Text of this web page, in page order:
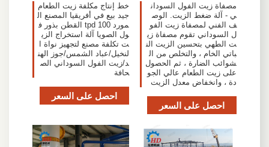
مصفاة زيت الفول السودان
ي - آلة ضغط الزيت. الوص
ف الفني لمصفاة زيت الفو
ل السوداني تقوم مصفاة زي
ت الطهي بتحسين الزيت الن
باتي الخام ، والتخلص من ال
شوائب الضارة ، ثم الحصول
على زيت الطعام عالي الجو
دة ، وانخفاض معدل الزيت
احصل على السعر
خط إنتاج مكلفة زيت الطعام
جيد بيع في أفريقيا المصنع ال
مورد 100 tpd القطن بذور ف
ول الصويا آلة استخراج الزي
ت تكلفة مصنع لتجهيز نواة ا
لنخيل/عباد الشمس/جوز الهن
د/زيت الفول السوداني الص
حافة
احصل على السعر